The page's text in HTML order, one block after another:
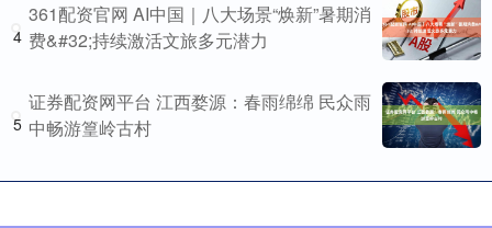
4
361配资官网 AI中国｜八大场景“焕新”暑期消
费&#32;持续激活文旅多元潜力
5
证券配资网平台 江西婺源：春雨绵绵 民众雨
中畅游篁岭古村